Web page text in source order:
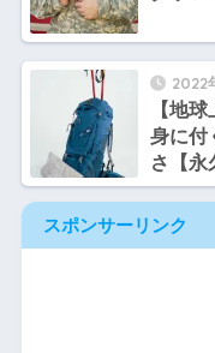
2022
【地
身に付
さ【永
スポンサーリンク